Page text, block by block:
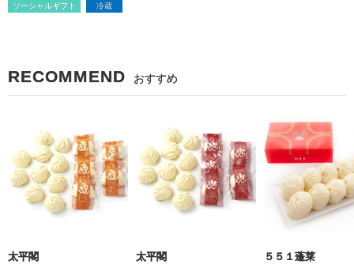
ソーシャルギフト
冷蔵
RECOMMEND おすすめ
太平閣
太平閣
５５１蓬莱